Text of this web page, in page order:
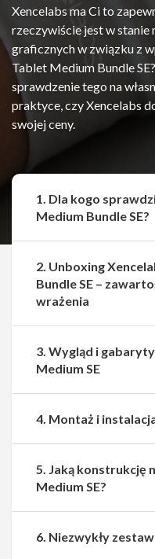
Xencelabs ma Ci to
rzeczywiście jest w stanie
graficznych w związku z
Tablet Medium Bundle
sprawdzenie tego na
praktyce, czy Xencelabs
swojej ceny.
1. Dla kogo
Medium Bundle SE?
2. Unboxing
Bundle SE –
wrażenia
3. Wygląd i
Medium SE
4. Montaż i
5. Jaką konstrukcję
Medium SE?
6. Niezwykły